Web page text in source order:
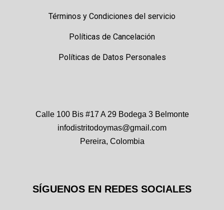
Términos y Condiciones del servicio
Políticas de Cancelación
Políticas de Datos Personales
Calle 100 Bis #17 A 29 Bodega 3 Belmonte
infodistritodoymas@gmail.com
Pereira, Colombia
SÍGUENOS EN REDES SOCIALES